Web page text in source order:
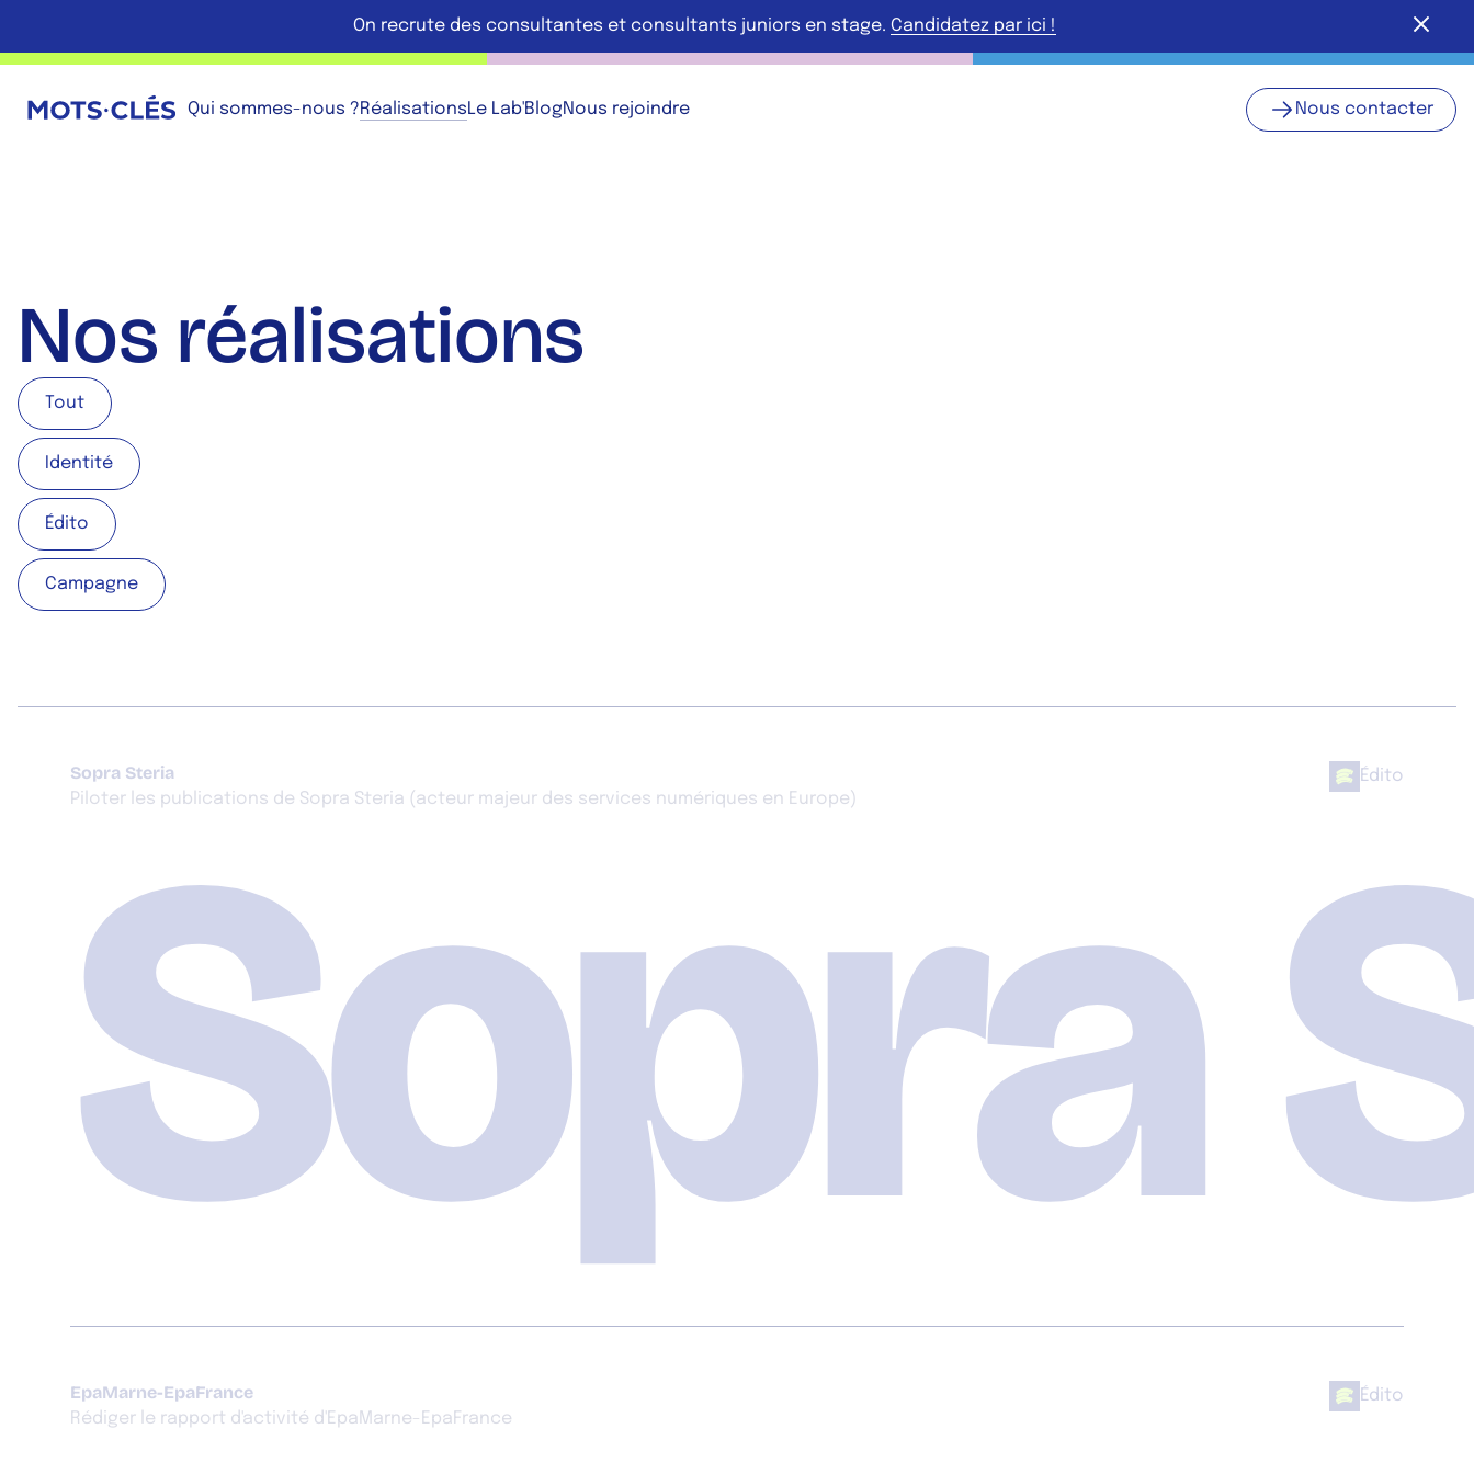
On recrute des consultantes et consultants juniors en stage. Candidatez par ici !
Fermer
Retour à l'accueil
Qui sommes-nous ?RéalisationsLe Lab'BlogNous rejoindre Nous contacter
Nos réalisations
Filtrer les projets par catégorie
Tout
Identité
Édito
Campagne
Sopra Steria
Piloter les publications de Sopra Steria (acteur majeur des services numériques en Europe)
Édito
Sopra
EpaMarne-EpaFrance
Rédiger le rapport d'activité d'EpaMarne-EpaFrance
Édito